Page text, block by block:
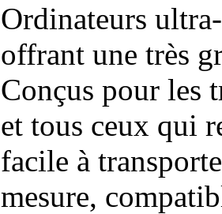
Ordinateurs
offrant une très
Conçus pour les
et tous ceux qui
facile à
mesure,